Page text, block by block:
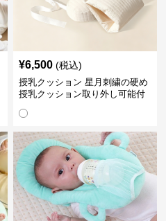
¥6,500 (税込)
授乳クッション 星月刺繍の硬め
授乳クッション取り外し可能付